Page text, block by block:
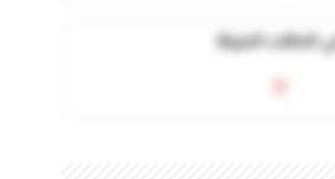
في الحالات الحرجة